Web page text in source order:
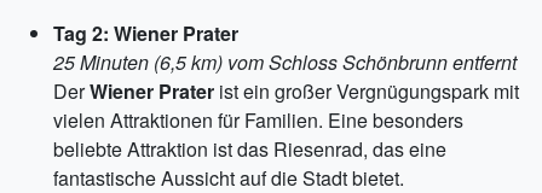
Tag 2: Wiener Prater
25 Minuten (6,5 km) vom Schloss Schönbrunn entfernt
DerWiener Prater ist ein großer Vergnügungspark mit
vielen Attraktionen für Familien. Eine besonders
beliebte Attraktion ist das Riesenrad, das eine
fantastische Aussicht auf die Stadt bietet.